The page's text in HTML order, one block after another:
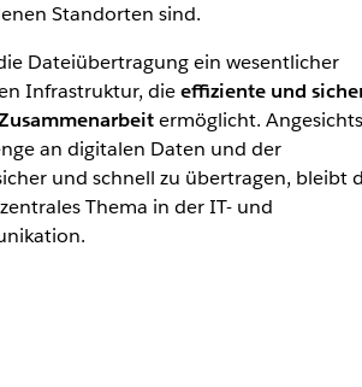
Standorten sind.
Dateiübertragung ein wesentlicher
Infrastruktur, dieeffiziente und
ermöglicht. Angesichts
an digitalen Daten und der
und schnell zu übertragen, bleibt
Thema in der IT- und